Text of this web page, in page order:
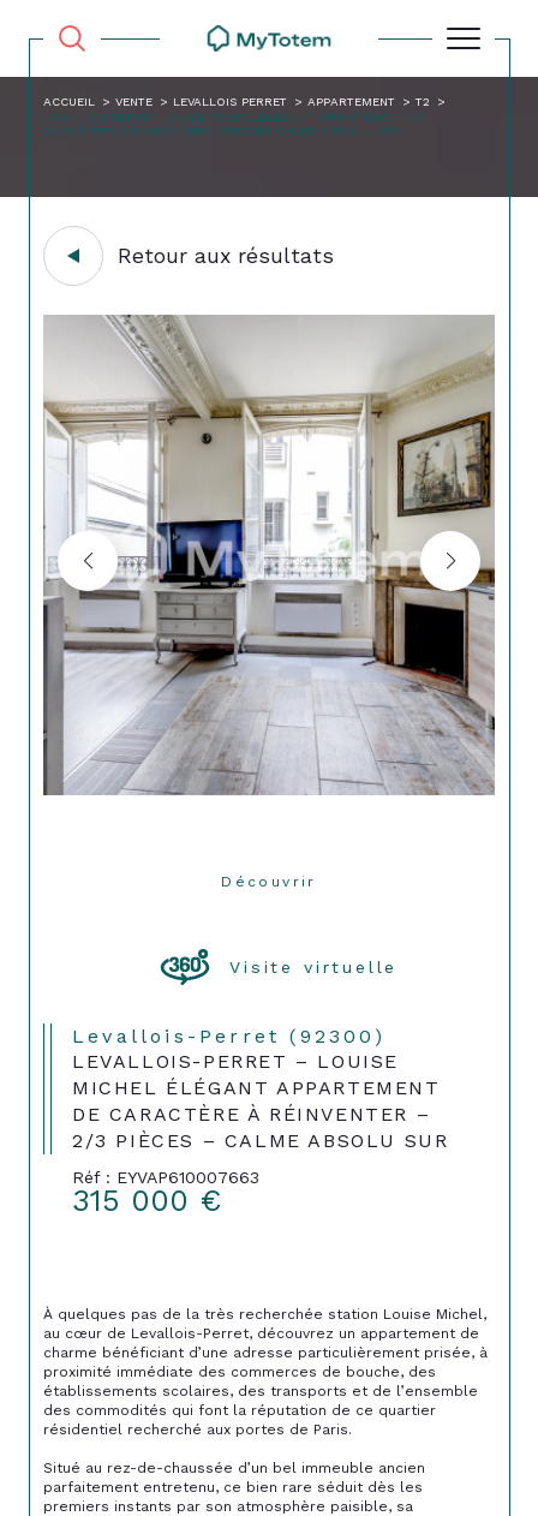
ACCUEIL VENTE LEVALLOIS PERRET APPARTEMENT
T2
LEVALLOIS PERRET LOUISE MICHEL ELEGANT APPARTEMENT DE
CARACTERE A REINVENTER 2 3 PIECES CALME ABSOLU SUR
Retour aux résultats
Découvrir
Visite virtuelle
Levallois-Perret (92300)
LEVALLOIS-PERRET – LOUISE
MICHEL ÉLÉGANT APPARTEMENT
DE CARACTÈRE À RÉINVENTER –
2/3 PIÈCES – CALME ABSOLU SUR
Réf : EYVAP610007663
315 000 €
À quelques pas de la très recherchée station Louise Michel,
au cœur de Levallois-Perret, découvrez un appartement de
charme bénéficiant d’une adresse particulièrement prisée, à
proximité immédiate des commerces de bouche, des
établissements scolaires, des transports et de l’ensemble
des commodités qui font la réputation de ce quartier
résidentiel recherché aux portes de Paris.
Situé au rez-de-chaussée d’un bel immeuble ancien
parfaitement entretenu, ce bien rare séduit dès les
premiers instants par son atmosphère paisible, sa